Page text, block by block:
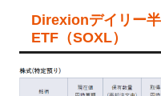
Direxionデイリー
ETF（SOXL）